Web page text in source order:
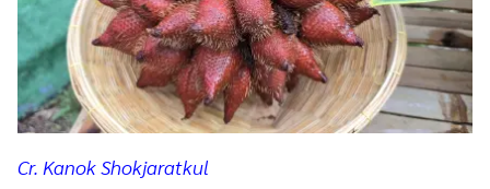
Cr. Kanok Shokjaratkul